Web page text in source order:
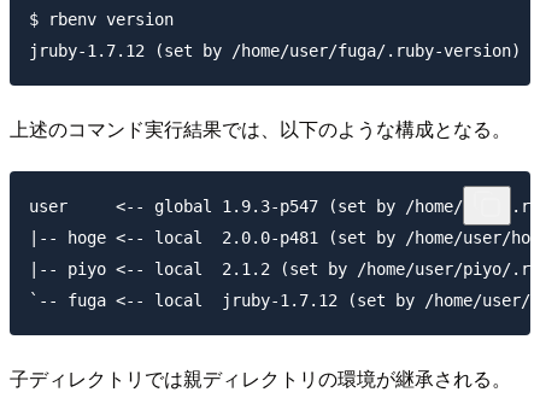
$ rbenv version
上述のコマンド実行結果では、以下のような構成となる。
user     <-- global 1.9.3-p547 (set by /home/user/
|-- hoge <-- local  2.0.0-p481 (set by /home/user/
|-- piyo <-- local  2.1.2 (set by /home/user/piyo/
子ディレクトリでは親ディレクトリの環境が継承される。